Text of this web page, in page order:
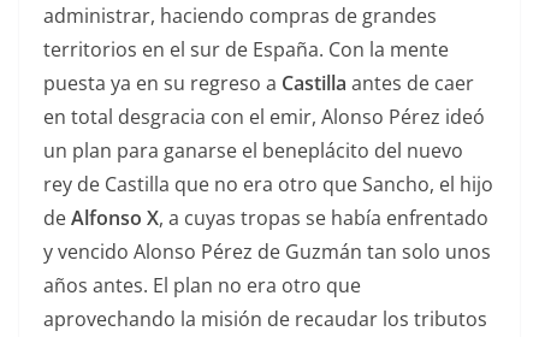
administrar, haciendo compras de grandes
territorios en el sur de España. Con la mente
puesta ya en su regreso a Castilla antes de caer
en total desgracia con el emir, Alonso Pérez ideó
un plan para ganarse el beneplácito del nuevo
rey de Castilla que no era otro que Sancho, el hijo
deAlfonso X, a cuyas tropas se había enfrentado
y vencido Alonso Pérez de Guzmán tan solo unos
años antes. El plan no era otro que
aprovechando la misión de recaudar los tributos